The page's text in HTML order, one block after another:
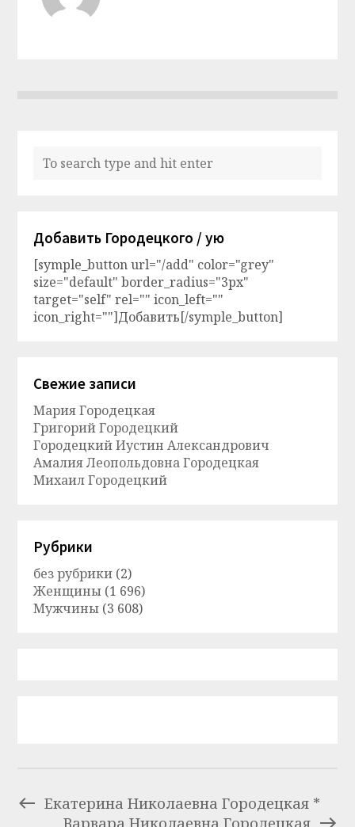
Добавить Городецкого / ую
[symple_button url="/add" color="grey"
size="default" border_radius="3px"
target="self" rel="" icon_left=""
icon_right=""]Добавить[/symple_button]
Свежие записи
Мария Городецкая
Григорий Городецкий
Городецкий Иустин Александрович
Амалия Леопольдовна Городецкая
Михаил Городецкий
Рубрики
без рубрики (2)
Женщины (1 696)
Мужчины (3 608)
Екатерина Николаевна Городецкая *
Варвара Николаевна Городецкая